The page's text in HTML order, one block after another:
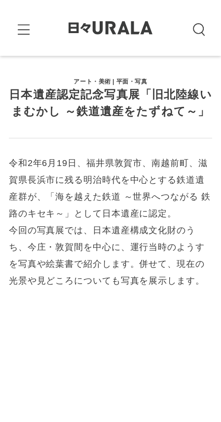
アート・美術 | 平面・写真
日本遺産認定記念写真展「旧北陸線い
まむかし ～鉄道遺産をたずねて～」
令和2年6月19日、福井県敦賀市、南越前町、滋
賀県長浜市に残る明治時代を中心とする鉄道遺
産群が、「海を越えた鉄道 ～世界へつながる 鉄
路のキセキ～」として日本遺産に認定。
今回の写真展では、日本遺産構成文化財のう
ち、今庄・敦賀間を中心に、運行当時のようす
を写真や絵葉書で紹介します。併せて、現在の
光景や見どころについても写真を展示します。